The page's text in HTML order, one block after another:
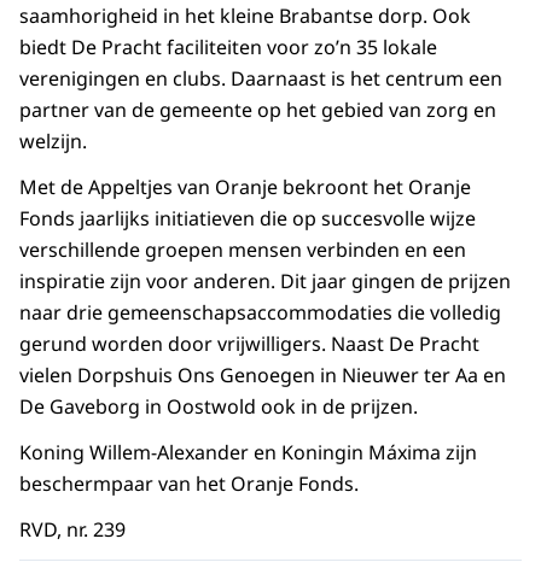
saamhorigheid in het kleine Brabantse dorp. Ook
biedt De Pracht faciliteiten voor zo’n 35 lokale
verenigingen en clubs. Daarnaast is het centrum een
partner van de gemeente op het gebied van zorg en
welzijn.
Met de Appeltjes van Oranje bekroont het Oranje
Fonds jaarlijks initiatieven die op succesvolle wijze
verschillende groepen mensen verbinden en een
inspiratie zijn voor anderen. Dit jaar gingen de prijzen
naar drie gemeenschapsaccommodaties die volledig
gerund worden door vrijwilligers. Naast De Pracht
vielen Dorpshuis Ons Genoegen in Nieuwer ter Aa en
De Gaveborg in Oostwold ook in de prijzen.
Koning Willem-Alexander en Koningin Máxima zijn
beschermpaar van het Oranje Fonds.
RVD, nr. 239